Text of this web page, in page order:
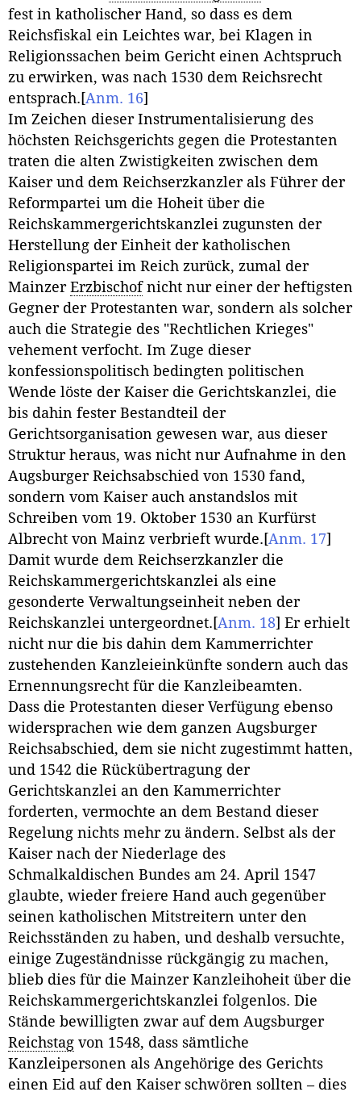
fest in katholischer Hand, so dass es dem
Reichsfiskal ein Leichtes war, bei Klagen in
Religionssachen beim Gericht einen Achtspruch
zu erwirken, was nach 1530 dem Reichsrecht
entsprach. [Anm. 16]
Im Zeichen dieser Instrumentalisierung des
höchsten Reichsgerichts gegen die Protestanten
traten die alten Zwistigkeiten zwischen dem
Kaiser und dem Reichserzkanzler als Führer der
Reformpartei um die Hoheit über die
Reichskammergerichtskanzlei zugunsten der
Herstellung der Einheit der katholischen
Religionspartei im Reich zurück, zumal der
Mainzer Erzbischofnicht nur einer der heftigsten
Gegner der Protestanten war, sondern als solcher
auch die Strategie des "Rechtlichen Krieges"
vehement verfocht. Im Zuge dieser
konfessionspolitisch bedingten politischen
Wende löste der Kaiser die Gerichtskanzlei, die
bis dahin fester Bestandteil der
Gerichtsorganisation gewesen war, aus dieser
Struktur heraus, was nicht nur Aufnahme in den
Augsburger Reichsabschied von 1530 fand,
sondern vom Kaiser auch anstandslos mit
Schreiben vom 19. Oktober 1530 an Kurfürst
Albrecht von Mainz verbrieft wurde. [Anm. 17]
Damit wurde dem Reichserzkanzler die
Reichskammergerichtskanzlei als eine
gesonderte Verwaltungseinheit neben der
Reichskanzlei untergeordnet. [Anm. 18] Er erhielt
nicht nur die bis dahin dem Kammerrichter
zustehenden Kanzleieinkünfte sondern auch das
Ernennungsrecht für die Kanzleibeamten.
Dass die Protestanten dieser Verfügung ebenso
widersprachen wie dem ganzen Augsburger
Reichsabschied, dem sie nicht zugestimmt hatten,
und 1542 die Rückübertragung der
Gerichtskanzlei an den Kammerrichter
forderten, vermochte an dem Bestand dieser
Regelung nichts mehr zu ändern. Selbst als der
Kaiser nach der Niederlage des
Schmalkaldischen Bundes am 24. April 1547
glaubte, wieder freiere Hand auch gegenüber
seinen katholischen Mitstreitern unter den
Reichsständen zu haben, und deshalb versuchte,
einige Zugeständnisse rückgängig zu machen,
blieb dies für die Mainzer Kanzleihoheit über die
Reichskammergerichtskanzlei folgenlos. Die
Stände bewilligten zwar auf dem Augsburger
Reichstag von 1548, dass sämtliche
Kanzleipersonen als Angehörige des Gerichts
einen Eid auf den Kaiser schwören sollten – dies